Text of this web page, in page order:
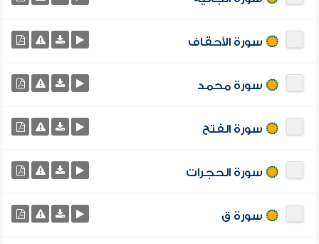
سورة الأحقاف
سورة محمد
سورة الفتح
سورة الحجرات
سورة ق